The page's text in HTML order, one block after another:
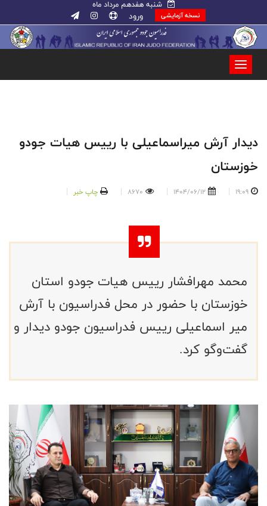
شنبه هفدهم مرداد ماه
نسخه آزمایشی ورود
دیدار آرش میراسماعیلی با رییس هیات جودو
خوزستان
19:09
1404/06/12
8670 چاپ خبر
محمد مهرافشار رییس هیات جودو استان
خوزستان با حضور در محل فدراسیون با آرش
میر اسماعیلی رییس فدراسیون جودو دیدار و
گفت‌و‌گو کرد.